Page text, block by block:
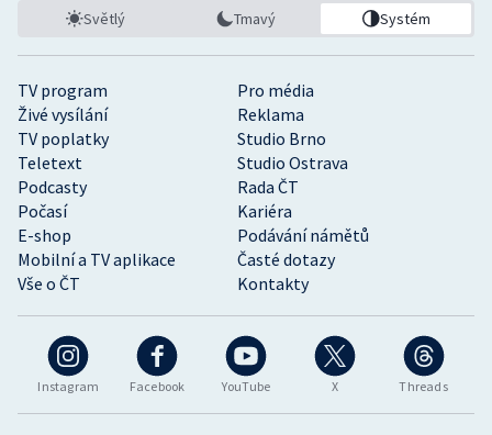
Instagram Facebook YouTube X Threads
TV program
Pro média
Živé vysílání
Reklama
TV poplatky
Studio Brno
Teletext
Studio Ostrava
Podcasty
Rada ČT
Počasí
Kariéra
E-shop
Podávání námětů
Mobilní a TV aplikace
Časté dotazy
Vše o ČT
Kontakty
Světlý Tmavý Systém